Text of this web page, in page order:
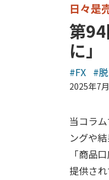
日々是
第
に」
#FX #
2025年7
当コラ
ングや
「商品
提供され